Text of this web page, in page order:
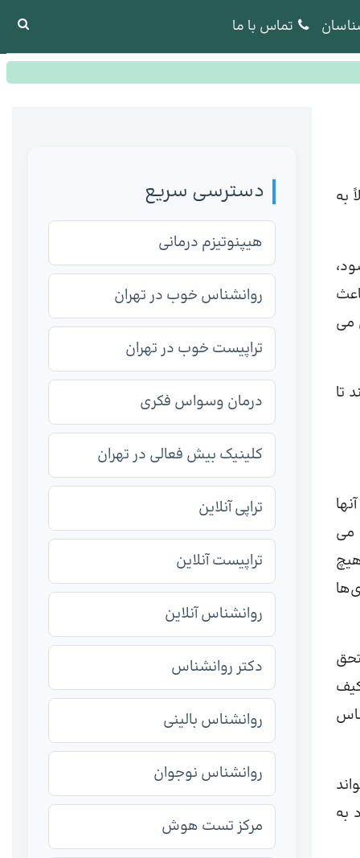
تماس با ما
به
می
تا
می
به
دسترسی سریع
هیپنوتیزم درمانی
روانشناس خوب در تهران
تراپیست خوب در تهران
درمان وسواس فکری
کلینیک بیش فعالی در تهران
تراپی آنلاین
تراپیست آنلاین
روانشناس آنلاین
دکتر روانشناس
روانشناس بالینی
روانشناس نوجوان
مرکز تست هوش